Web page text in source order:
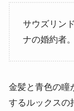
サウズリン
ナの婚約者。
金髪と青色の瞳
するルックスの